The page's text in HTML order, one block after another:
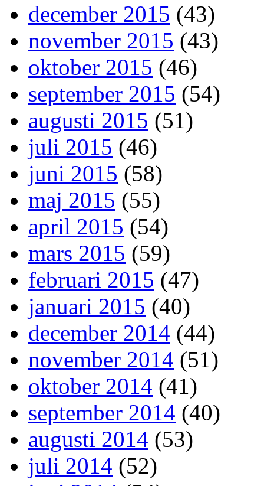
december 2015 (43)
november 2015 (43)
oktober 2015 (46)
september 2015 (54)
augusti 2015 (51)
juli 2015 (46)
juni 2015 (58)
maj 2015 (55)
april 2015 (54)
mars 2015 (59)
februari 2015 (47)
januari 2015 (40)
december 2014 (44)
november 2014 (51)
oktober 2014 (41)
september 2014 (40)
augusti 2014 (53)
juli 2014 (52)